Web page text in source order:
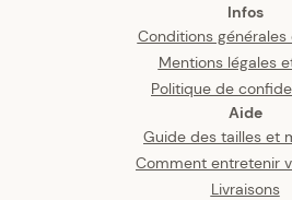
Infos
Conditions générales
Mentions légales
Politique de
Aide
Guide des tailles et
Comment entretenir
Livraisons